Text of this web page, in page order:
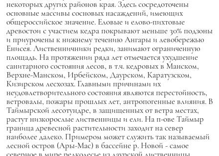
некоторых других районов края. Здесь сосредоточены
основные массивы сосновых насаждений, имеющих
общероссийское значение. Еловые и елово-пихтовые
древостои с участием кедра покрывают меньше 30% подзоны
и приурочены к нижнему течению Ангары и левобережью
Енисея. Лиственничники редки, занимают ограниченную
площадь. На протяжении ряда лет отмечается ухудшение
санитарного состояния лесов, в т.ч. кедровых в Манском,
Верхне-Манском, Ирбейском, Даурcком, Каратузском,
Кизирском лесхозах. Главными причинами их
неудовлетворительного состояния являются перестойность,
ветровалы, пожары прошлых лет, антропогенные влияния. В
Таймырской лесотундре, в защищенных от ветра местах,
растут низкорослые лиственницы и ели. На п-ове Таймыр
граница древесной растительности заходит на север
наиболее далеко. Примером может служить так называемый
лесной остров (Ары-Мас) в бассейне р. Новой - самое